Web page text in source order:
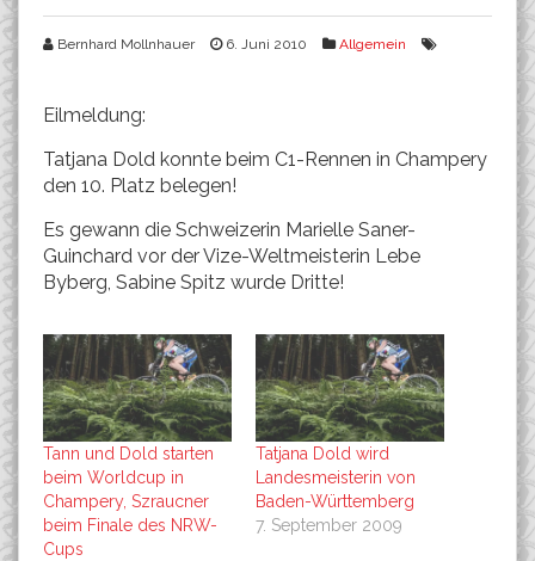
Bernhard Mollnhauer 6. Juni 2010 Allgemein
Eilmeldung:
Tatjana Dold konnte beim C1-Rennen in Champery
den 10. Platz belegen!
Es gewann die Schweizerin Marielle Saner-
Guinchard vor der Vize-Weltmeisterin Lebe
Byberg, Sabine Spitz wurde Dritte!
Tann und Dold starten
beim Worldcup in
Champery, Szraucner
beim Finale des NRW-
Cups
Tatjana Dold wird
Landesmeisterin von
Baden-Württemberg
7. September 2009